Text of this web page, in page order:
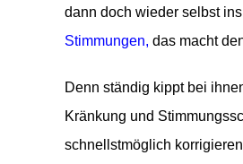
dann doch wieder selbst
Stimmungen, das macht
Denn ständig kippt bei
Kränkung und
schnellstmöglich